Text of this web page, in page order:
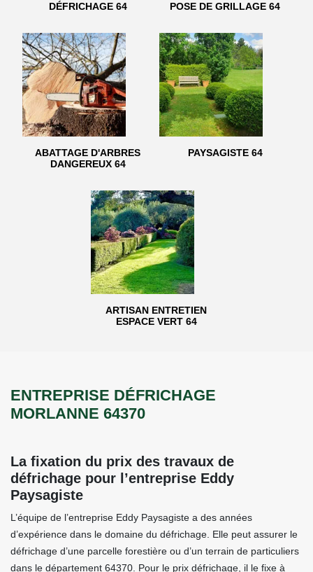
DÉFRICHAGE 64 POSE DE GRILLAGE 64
ABATTAGE D'ARBRES
DANGEREUX 64
PAYSAGISTE 64
ARTISAN ENTRETIEN
ESPACE VERT 64
ENTREPRISE DÉFRICHAGE
MORLANNE 64370
La fixation du prix des travaux de
défrichage pour l’entreprise Eddy
Paysagiste
L’équipe de l’entreprise Eddy Paysagiste a des années
d’expérience dans le domaine du défrichage. Elle peut assurer le
défrichage d’une parcelle forestière ou d’un terrain de particuliers
dans le département 64370. Pour le prix défrichage, il le fixe à